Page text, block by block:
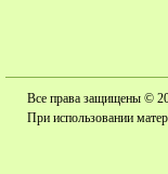
Все права защищены ©
При использовании